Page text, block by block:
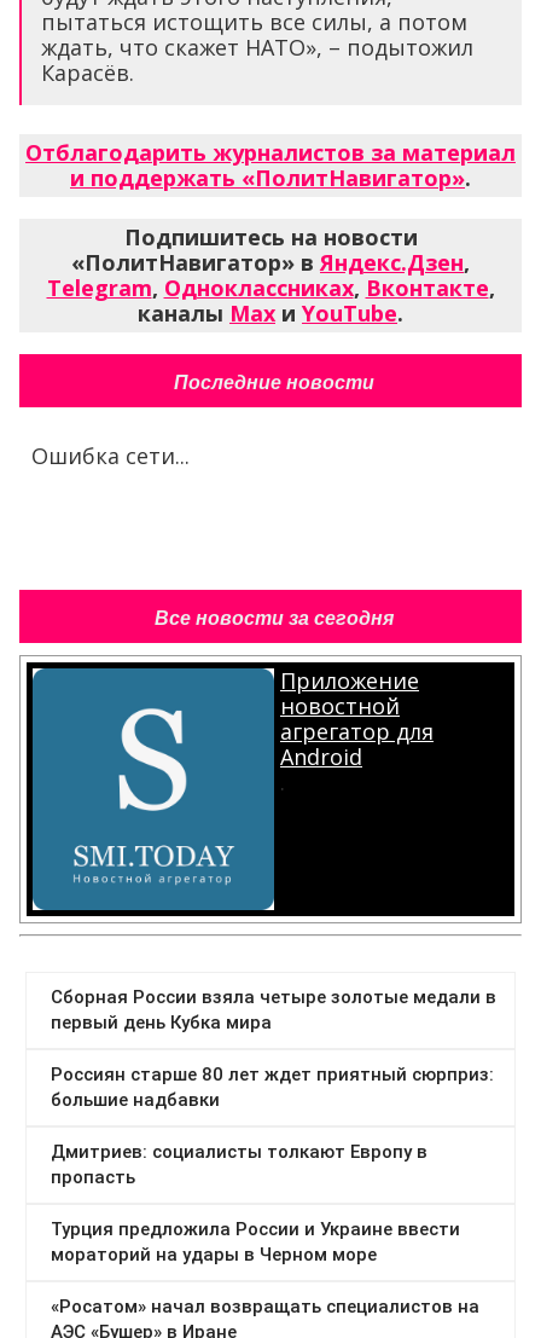
пытаться истощить все силы, а потом
ждать, что скажет НАТО», – подытожил
Карасёв.
Отблагодарить журналистов за материал
и поддержать «ПолитНавигатор».
Подпишитесь на новости
«ПолитНавигатор» вЯндекс.Дзен,
Telegram, Одноклассниках, Вконтакте,
каналы Max и YouTube.
Последние новости
Ошибка сети...
Все новости за сегодня
Приложение
новостной
агрегатор для
Android
.